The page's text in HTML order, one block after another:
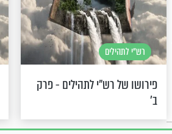
רש"י לתהילים
פירושו של רש"י לתהילים - פרק
ב’